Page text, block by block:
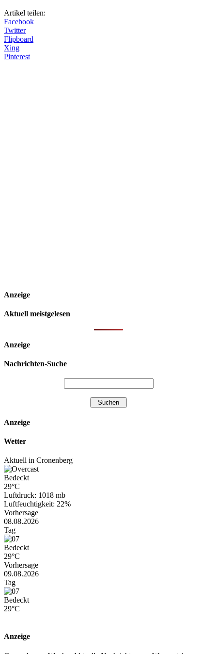
Artikel teilen:
Facebook
Twitter
Flipboard
Xing
Pinterest
Anzeige
Aktuell meistgelesen
Anzeige
Nachrichten-Suche
Anzeige
Wetter
Aktuell in Cronenberg
Bedeckt
29°C
Luftdruck: 1018 mb
Luftfeuchtigkeit: 22%
Vorhersage
08.08.2026
Tag
Bedeckt
29°C
Vorhersage
09.08.2026
Tag
Bedeckt
29°C
Anzeige